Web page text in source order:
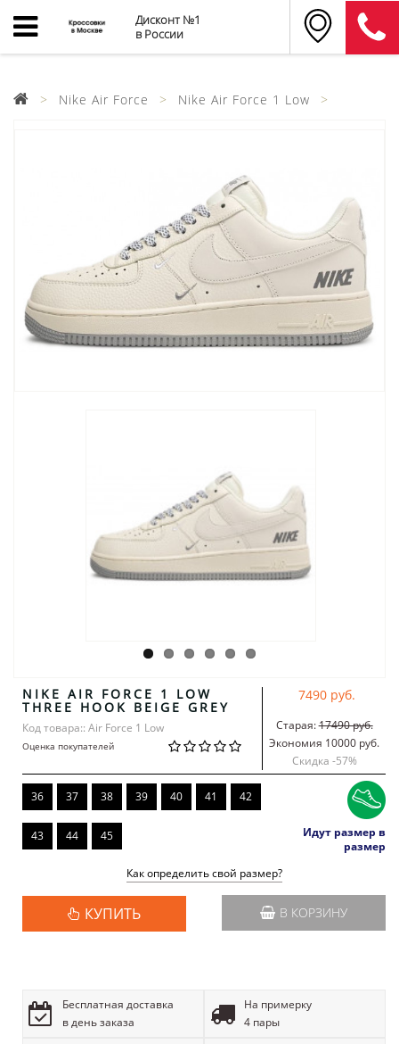
Дисконт №1
в России
Nike Air Force Nike Air Force 1 Low
NIKE AIR FORCE 1 LOW
THREE HOOK BEIGE GREY
Код товара:: Air Force 1 Low
Оценка покупателей
7490 руб.
Старая:17490 руб.
Экономия 10000 руб.
Скидка -57%
36 37 38 39 40 41 42
43 44 45
Идут размер в
размер
Как определить свой размер?
КУПИТЬ В КОРЗИНУ
Бесплатная доставка
в день заказа
На примерку
4 пары